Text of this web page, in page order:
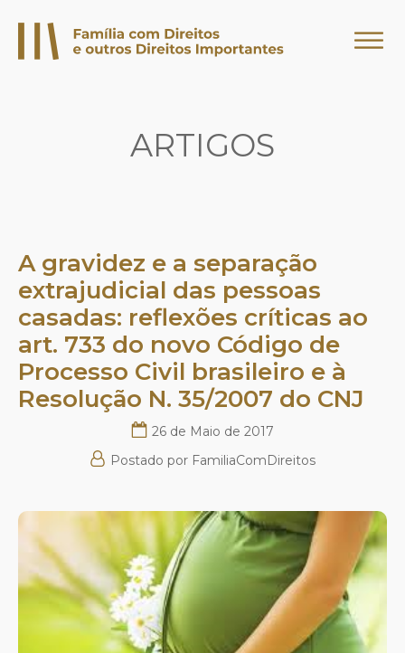
ARTIGOS
A gravidez e a separação
extrajudicial das pessoas
casadas: reflexões críticas ao
art. 733 do novo Código de
Processo Civil brasileiro e à
Resolução N. 35/2007 do CNJ
26 de Maio de 2017
Postado por FamiliaComDireitos